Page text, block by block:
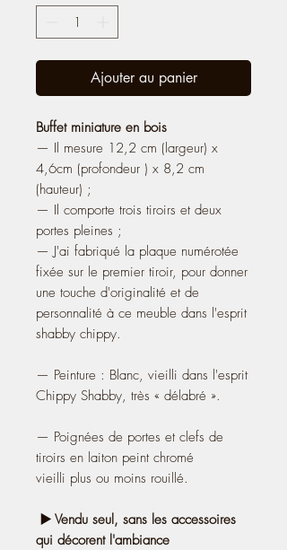
Ajouter au panier
Buffet miniature en bois
— Il mesure 12,2 cm (largeur) x
4,6cm (profondeur ) x 8,2 cm
(hauteur) ;
— Il comporte trois tiroirs et deux
portes pleines ;
— J'ai fabriqué la plaque numérotée
fixée sur le premier tiroir, pour donner
une touche d'originalité et de
personnalité à ce meuble dans l'esprit
shabby chippy.
— Peinture : Blanc, vieilli dans l'esprit
Chippy Shabby, très « délabré ».
— Poignées de portes et clefs de
tiroirs en laiton peint chromé
vieilli plus ou moins rouillé.
▶️ Vendu seul, sans les accessoires
qui décorent l'ambiance